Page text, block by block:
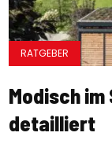
RATGEBER
Modisch
detailliert